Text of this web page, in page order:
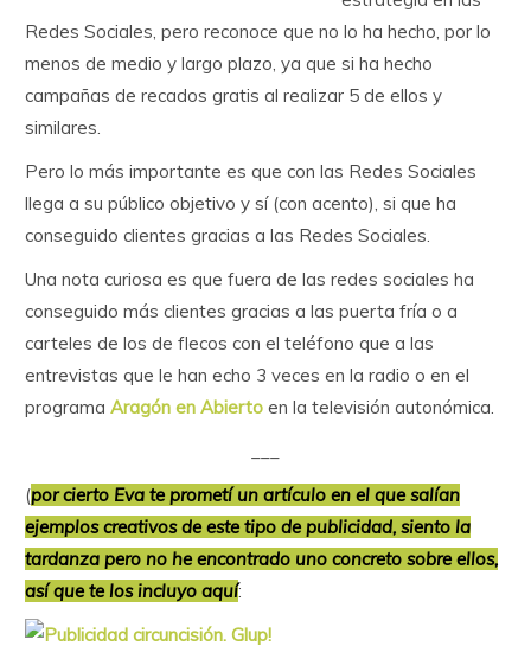
Redes Sociales, pero reconoce que no lo ha hecho, por lo
menos de medio y largo plazo, ya que si ha hecho
campañas de recados gratis al realizar 5 de ellos y
similares.
Pero lo más importante es que con las Redes Sociales
llega a su público objetivo y sí (con acento), si que ha
conseguido clientes gracias a las Redes Sociales.
Una nota curiosa es que fuera de las redes sociales ha
conseguido más clientes gracias a las puerta fría o a
carteles de los de flecos con el teléfono que a las
entrevistas que le han echo 3 veces en la radio o en el
programa Aragón en Abiertoen la televisión autonómica.
(por cierto Eva te prometí un artículo en el que salían
ejemplos creativos de este tipo de publicidad, siento la
tardanza pero no he encontrado uno concreto sobre ellos,
así que te los incluyo aquí: